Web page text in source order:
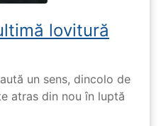
lovitură
un sens, dincolo de
atras din nou în luptă